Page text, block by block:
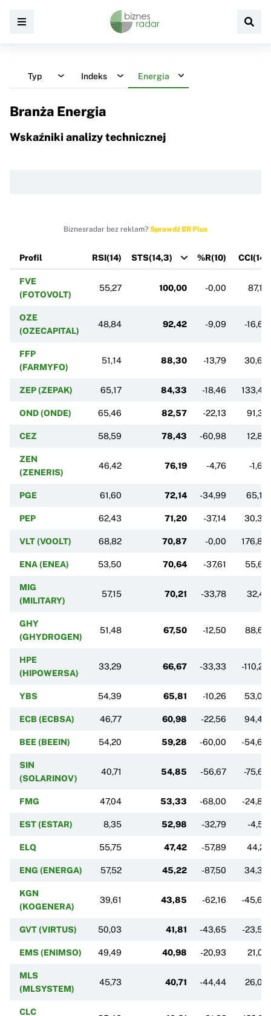
Typ Indeks Energia
Branża Energia
Wskaźniki analizy technicznej
Biznesradar bez reklam? Sprawdź BR Plus
Profil RSI(14) STS(14,3) %R(10) CCI(14)
FVE
(FOTOVOLT)
55,27 100,00 -0,00 87,13
OZE
(OZECAPITAL)
48,84 92,42 -9,09 -16,67
FFP
(FARMYFO)
51,14 88,30 -13,79 30,63
ZEP (ZEPAK) 65,17 84,33 -18,46 133,47
OND (ONDE) 65,46 82,57 -22,13 91,37
CEZ 58,59 78,43 -60,98 12,88
ZEN
(ZENERIS)
46,42 76,19 -4,76 -1,63
PGE 61,60 72,14 -34,99 65,16
PEP 62,43 71,20 -37,14 30,35
VLT (VOOLT) 68,82 70,87 -0,00 176,86
ENA (ENEA) 53,50 70,64 -37,61 55,62
MIG
(MILITARY)
57,15 70,21 -33,78 32,41
GHY
(GHYDROGEN)
51,48 67,50 -12,50 88,67
HPE
(HIPOWERSA)
33,29 66,67 -33,33 -110,22
YBS 54,39 65,81 -10,26 53,04
ECB (ECBSA) 46,77 60,98 -22,56 94,43
BEE (BEEIN) 54,20 59,28 -60,00 -54,60
SIN
(SOLARINOV)
40,71 54,85 -56,67 -75,67
FMG 47,04 53,33 -68,00 -24,80
EST (ESTAR) 8,35 52,98 -32,79 -4,57
ELQ 55,75 47,42 -57,89 44,21
ENG (ENERGA) 57,52 45,22 -87,50 34,33
KGN
(KOGENERA)
39,61 43,85 -62,16 -45,63
GVT (VIRTUS) 50,03 41,81 -43,65 -23,54
EMS (ENIMSO) 49,49 40,98 -20,93 21,07
MLS
(MLSYSTEM)
45,73 40,71 -44,44 26,04
CLC